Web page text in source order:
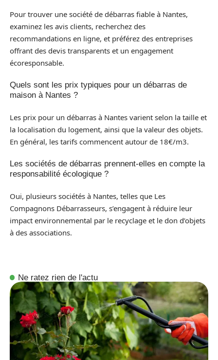
Pour trouver une société de débarras fiable à Nantes,
examinez les avis clients, recherchez des
recommandations en ligne, et préférez des entreprises
offrant des devis transparents et un engagement
écoresponsable.
Quels sont les prix typiques pour un débarras de
maison à Nantes ?
Les prix pour un débarras à Nantes varient selon la taille et
la localisation du logement, ainsi que la valeur des objets.
En général, les tarifs commencent autour de 18€/m3.
Les sociétés de débarras prennent-elles en compte la
responsabilité écologique ?
Oui, plusieurs sociétés à Nantes, telles que Les
Compagnons Débarrasseurs, s’engagent à réduire leur
impact environnemental par le recyclage et le don d’objets
à des associations.
Ne ratez rien de l'actu